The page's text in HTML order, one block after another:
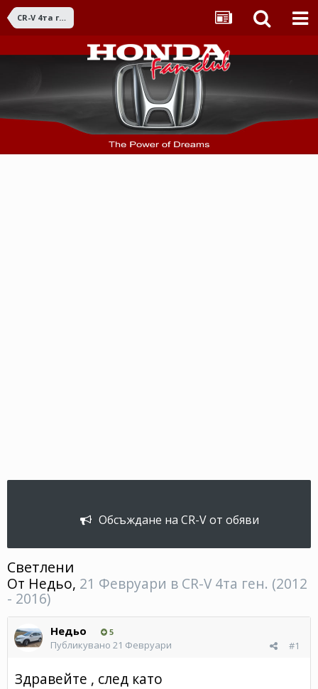
CR-V 4та ген. (2012 - 2016)
Обсъждане на CR-V от обяви
Светлени
От Недьо, 21 Февруари в CR-V 4та ген. (2012
- 2016)
Недьо 5
#1
Публикувано 21 Февруари
Здравейте , след като